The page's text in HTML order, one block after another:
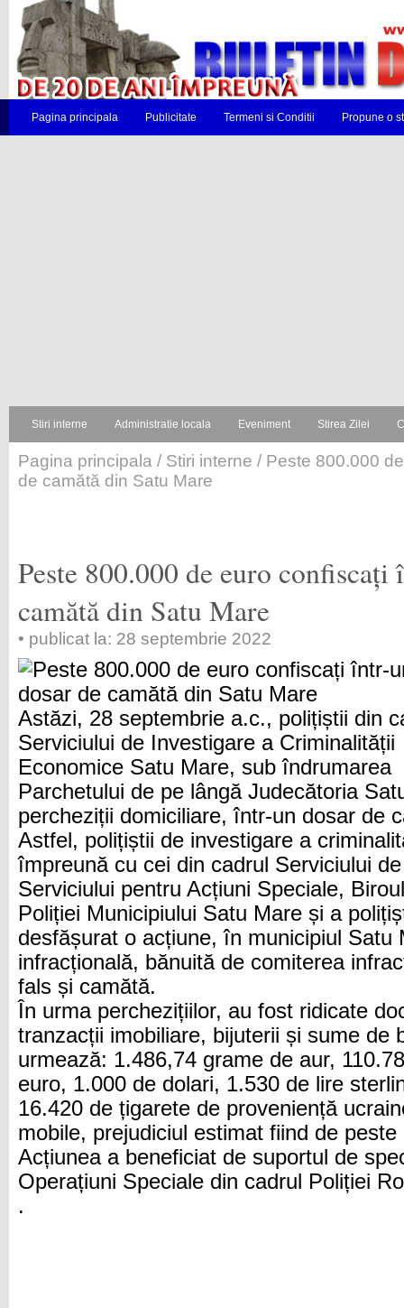
Pagina principala Publicitate Termeni si Conditii Propune o
Stiri interne Administratie locala Eveniment Stirea Zilei
Pagina principala / Stiri interne / Peste 800.000
de camătă din Satu Mare
Peste 800.000 de euro confiscați
camătă din Satu Mare
• publicat la: 28 septembrie 2022
Astăzi, 28 septembrie a.c., polițiștii din
Serviciului de Investigare a Criminalității
Economice Satu Mare, sub îndrumarea
Parchetului de pe lângă Judecătoria
percheziții domiciliare, într-un dosar de
Astfel, polițiștii de investigare a
împreună cu cei din cadrul Serviciului
Serviciului pentru Acțiuni Speciale,
Poliției Municipiului Satu Mare și a
desfășurat o acțiune, în municipiul Satu
infracțională, bănuită de comiterea
fals și camătă.
În urma perchezițiilor, au fost ridicate
tranzacții imobiliare, bijuterii și sume de
urmează: 1.486,74 grame de aur,
euro, 1.000 de dolari, 1.530 de lire
16.420 de țigarete de proveniență
mobile, prejudiciul estimat fiind de
Acțiunea a beneficiat de suportul de
Operațiuni Speciale din cadrul Poliției
.